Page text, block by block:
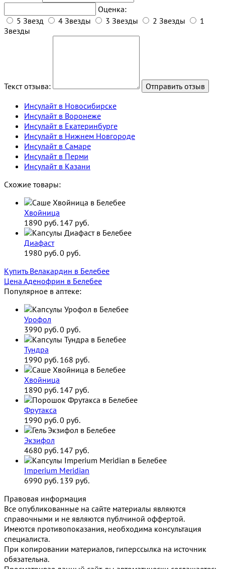
Оценка:
5 Звезд
4 Звезды 3 Звезды 2 Звезды
1
Звезды
Текст отзыва:
Инсулайт в Новосибирске
Инсулайт в Воронеже
Инсулайт в Екатеринбурге
Инсулайт в Нижнем Новгороде
Инсулайт в Самаре
Инсулайт в Перми
Инсулайт в Казани
Схожие товары:
Хвойница
1890 руб. 147 руб.
Диафаст
1980 руб. 0 руб.
Купить Велакардин в Белебее
Цена Аденофрин в Белебее
Популярное в аптеке:
Урофол
3990 руб. 0 руб.
Тундра
1990 руб. 168 руб.
Хвойница
1890 руб. 147 руб.
Фрутакса
1990 руб. 0 руб.
Экзифол
4680 руб. 147 руб.
Imperium Meridian
6990 руб. 139 руб.
Правовая информация
Все опубликованные на сайте материалы являются
справочными и не являются публчиной оффертой.
Имеются противопоказания, необходима консультация
специалиста.
При копировании материалов, гиперссылка на источник
обязательна.